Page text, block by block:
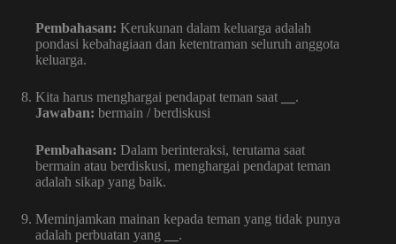
Pembahasan: Kerukunan dalam keluarga adalah
pondasi kebahagiaan dan ketentraman seluruh anggota
keluarga.
Kita harus menghargai pendapat teman saat
.
Jawaban: bermain / berdiskusi
Pembahasan: Dalam berinteraksi, terutama saat
bermain atau berdiskusi, menghargai pendapat teman
adalah sikap yang baik.
Meminjamkan mainan kepada teman yang tidak punya
adalah perbuatan yang
.